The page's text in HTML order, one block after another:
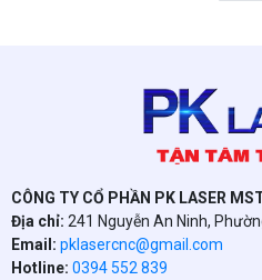
CÔNG TY CỔ PHẦN PK LASER
Địa chỉ: 241 Nguyễn An Ninh,
Email: pklasercnc@gmail.com
Hotline: 0394 552 839